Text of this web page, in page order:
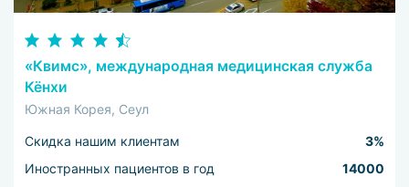
«Квимс», международная медицинская служба
Кёнхи
Южная Корея, Сеул
Скидка нашим клиентам
3%
Иностранных пациентов в год
14000